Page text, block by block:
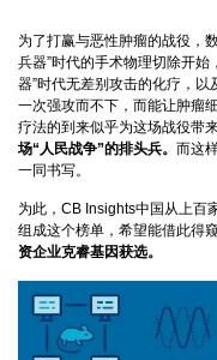
为了打赢与恶性肿瘤的战役，
兵器”时代的手术物理切除开始
器”时代无差别攻击的化疗，以
一次强攻而不下，而能让肿瘤
疗法的到来似乎为这场战役带
场“人民战争”的排头兵。 而这
一同书写。
为此，CB Insights中国从上百
组成这个榜单，希望能借此得
资企业克睿基因获选。